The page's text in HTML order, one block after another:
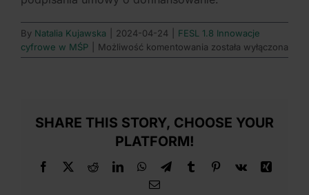
By Natalia Kujawska 2024-04-24
FESL 1.8 Innowacje
cyfrowe w MŚP
Możliwość komentowania Czy
został
realizacji
projektu?
została wyłączona
SHARE THIS STORY, CHOOSE YOUR
PLATFORM!
Facebook
X RedditLinkedInWhatsApp
TelegramTumblr Pinterest
Vk
Email